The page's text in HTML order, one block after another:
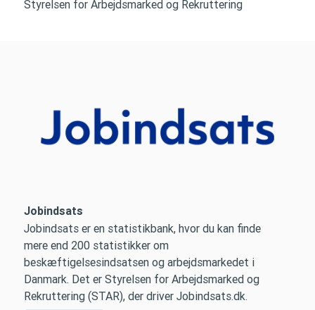
Styrelsen for Arbejdsmarked og Rekruttering
Jobindsats
Jobindsats er en statistikbank, hvor du kan finde
mere end 200 statistikker om
beskæftigelsesindsatsen og arbejdsmarkedet i
Danmark. Det er Styrelsen for Arbejdsmarked og
Rekruttering (STAR), der driver Jobindsats.dk.